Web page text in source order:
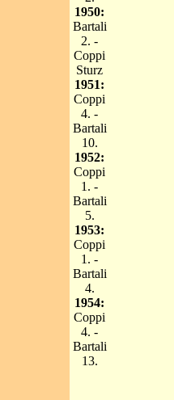
1950:
Bartali
2. -
Coppi
Sturz
1951:
Coppi
4. -
Bartali
10.
1952:
Coppi
1. -
Bartali
5.
1953:
Coppi
1. -
Bartali
4.
1954:
Coppi
4. -
Bartali
13.